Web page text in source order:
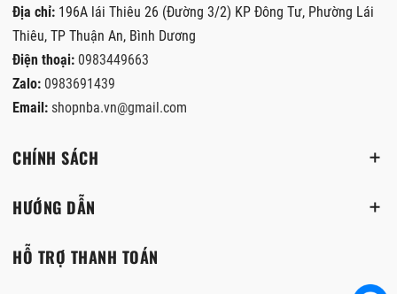
Địa chỉ: 196A lái Thiêu 26 (Đường 3/2) KP Đông Tư, Phường Lái
Thiêu, TP Thuận An, Bình Dương
Điện thoại: 0983449663
Zalo: 0983691439
Email: shopnba.vn@gmail.com
CHÍNH SÁCH
HƯỚNG DẪN
HỖ TRỢ THANH TOÁN